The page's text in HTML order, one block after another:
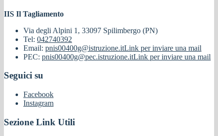
IIS Il Tagliamento
Via degli Alpini 1, 33097 Spilimbergo (PN)
Tel: 042740392
Email: pnis00400g@istruzione.itLink per inviare una mail
PEC: pnis00400g@pec.istruzione.itLink per inviare una mail
Seguici su
Facebook
Instagram
Sezione Link Utili